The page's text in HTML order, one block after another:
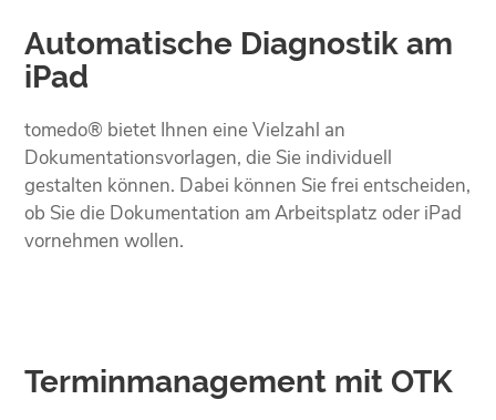
Automatische Diagnostik am
iPad
tomedo® bietet Ihnen eine Vielzahl an
Dokumentationsvorlagen, die Sie individuell
gestalten können. Dabei können Sie frei entscheiden,
ob Sie die Dokumentation am Arbeitsplatz oder iPad
vornehmen wollen.
Terminmanagement mit OTK